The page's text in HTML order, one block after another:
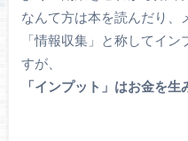
なんて方は本を読んだり、
「情報収集」と称してイ
すが、
「インプット」はお金を生